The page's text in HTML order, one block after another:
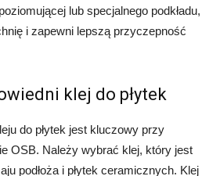
lub specjalnego podkładu,
i zapewni lepszą przyczepność
klej do płytek
do płytek jest kluczowy przy
OSB. Należy wybrać klej, który jest
podłoża i płytek ceramicznych. Klej